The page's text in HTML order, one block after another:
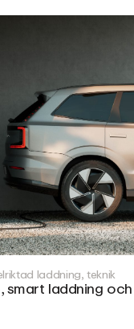
laddning, teknik
smart laddning och